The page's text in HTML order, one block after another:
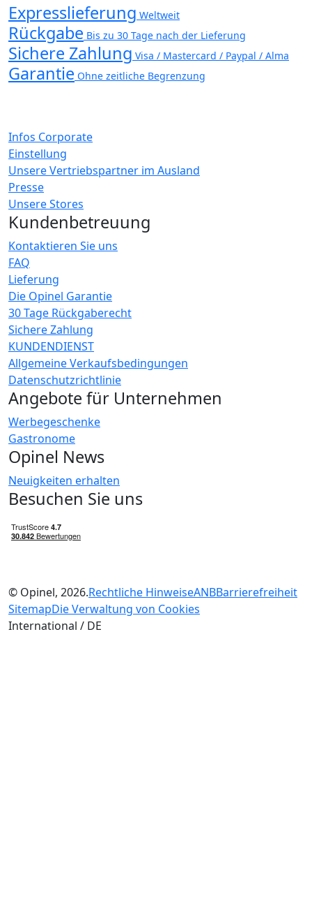
Expresslieferung Weltweit
Rückgabe Bis zu 30 Tage nach der Lieferung
Sichere Zahlung Visa / Mastercard / Paypal / Alma
Garantie Ohne zeitliche Begrenzung
Infos Corporate
Einstellung
Unsere Vertriebspartner im Ausland
Presse
Unsere Stores
Kundenbetreuung
Kontaktieren Sie uns
FAQ
Lieferung
Die Opinel Garantie
30 Tage Rückgaberecht
Sichere Zahlung
KUNDENDIENST
Allgemeine Verkaufsbedingungen
Datenschutzrichtlinie
Angebote für Unternehmen
Werbegeschenke
Gastronome
Opinel News
Neuigkeiten erhalten
Besuchen Sie uns
© Opinel, 2026.Rechtliche HinweiseANBBarrierefreiheit
SitemapDie Verwaltung von Cookies
International / DE